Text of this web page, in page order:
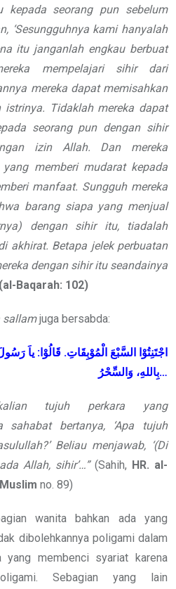
kepada seorang pun sebelum
‘Sesungguhnya kami hanyalah
itu janganlah engkau berbuat
mempelajari sihir dari
mereka dapat memisahkan
istrinya. Tidaklah mereka dapat
seorang pun dengan sihir
izin Allah. Dan mereka
memberi mudarat kepada
manfaat. Sungguh mereka
barang siapa yang menjual
dengan sihir itu, tiadalah
akhirat. Betapa jelek perbuatan
dengan sihir itu seandainya
(al-Baqarah: 102)
sallamjuga bersabda:
اجْتَنِتُوْا السَّبْعَ الْمُوْبِقَاتِ. قَالُوْا: ياَ
بِاللهِ، وَالسِّحْرُ…
tujuh perkara yang
sahabat bertanya, ‘Apa tujuh
Beliau menjawab, ‘(Di
Allah, sihir’…”(Sahih, HR. al-
Muslim no. 89)
wanita bahkan ada yang
dibolehkannya poligami dalam
yang membenci syariat karena
Sebagian yang lain